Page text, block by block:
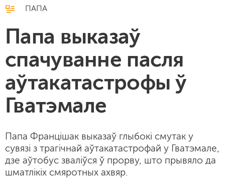
ПАПА
Папа выказаў
спачуванне пасля
аўтакатастрофы ў
Гватэмале
Папа Францішак выказаў глыбокі смутак у
сувязі з трагічнай аўтакатастрофай у Гватэмале,
дзе аўтобус зваліўся ў прорву, што прывяло да
шматлікіх смяротных ахвяр.